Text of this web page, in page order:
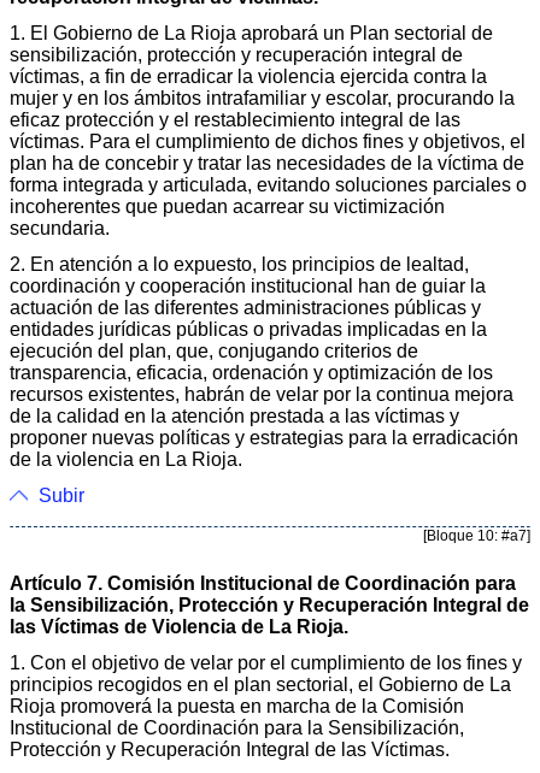
1. El Gobierno de La Rioja aprobará un Plan sectorial de
sensibilización, protección y recuperación integral de
víctimas, a fin de erradicar la violencia ejercida contra la
mujer y en los ámbitos intrafamiliar y escolar, procurando la
eficaz protección y el restablecimiento integral de las
víctimas. Para el cumplimiento de dichos fines y objetivos, el
plan ha de concebir y tratar las necesidades de la víctima de
forma integrada y articulada, evitando soluciones parciales o
incoherentes que puedan acarrear su victimización
secundaria.
2. En atención a lo expuesto, los principios de lealtad,
coordinación y cooperación institucional han de guiar la
actuación de las diferentes administraciones públicas y
entidades jurídicas públicas o privadas implicadas en la
ejecución del plan, que, conjugando criterios de
transparencia, eficacia, ordenación y optimización de los
recursos existentes, habrán de velar por la continua mejora
de la calidad en la atención prestada a las víctimas y
proponer nuevas políticas y estrategias para la erradicación
de la violencia en La Rioja.
Subir
[Bloque 10: #a7]
Artículo 7. Comisión Institucional de Coordinación para
la Sensibilización, Protección y Recuperación Integral de
las Víctimas de Violencia de La Rioja.
1. Con el objetivo de velar por el cumplimiento de los fines y
principios recogidos en el plan sectorial, el Gobierno de La
Rioja promoverá la puesta en marcha de la Comisión
Institucional de Coordinación para la Sensibilización,
Protección y Recuperación Integral de las Víctimas.